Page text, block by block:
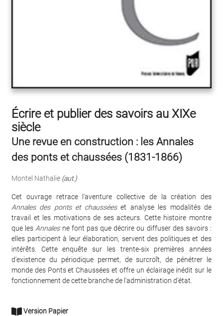
Écrire et publier des savoirs au XIXe
siècle
Une revue en construction : les Annales
des ponts et chaussées (1831-1866)
Montel Nathalie (aut.)
Cet ouvrage retrace l'aventure collective de la création des
Annales des ponts et chausséeset analyse les modalités de
travail et les motivations de ses acteurs. Cette histoire montre
que lesAnnalesne font pas que décrire ou diffuser des savoirs :
elles participent à leur élaboration, servent des politiques et des
intérêts. Cette enquête sur les trente-six premières années
d'existence du périodique permet, de surcroît, de pénétrer le
monde des Ponts et Chaussées et offre un éclairage inédit sur le
fonctionnement de cette branche de l'administration d'état.
Version Papier